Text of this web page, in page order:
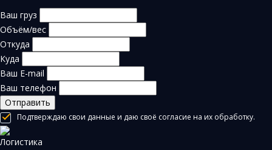
Ваш груз
Объём/вес
Откуда
Куда
Ваш E-mail
Ваш телефон
Отправить
Подтверждаю свои данные и даю своё согласие на их обработку.
Логистика